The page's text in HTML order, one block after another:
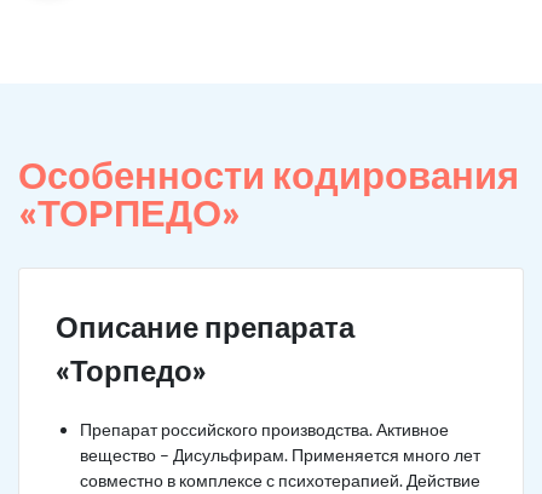
Особенности кодирования
«ТОРПЕДО»
Описание препарата
«Торпедо»
Препарат российского производства. Активное
вещество – Дисульфирам. Применяется много лет
совместно в комплексе с психотерапией. Действие